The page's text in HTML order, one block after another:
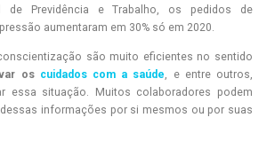
de Previdência e Trabalho, os pedidos de
aumentaram em 30% só em 2020.
são muito eficientes no sentido
os cuidados com a saúde
, e entre outros,
essa situação. Muitos colaboradores podem
informações por si mesmos ou por suas